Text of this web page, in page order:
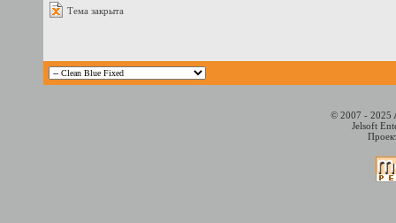
Тема закрыта
© 2007 - 2025
Jelsoft